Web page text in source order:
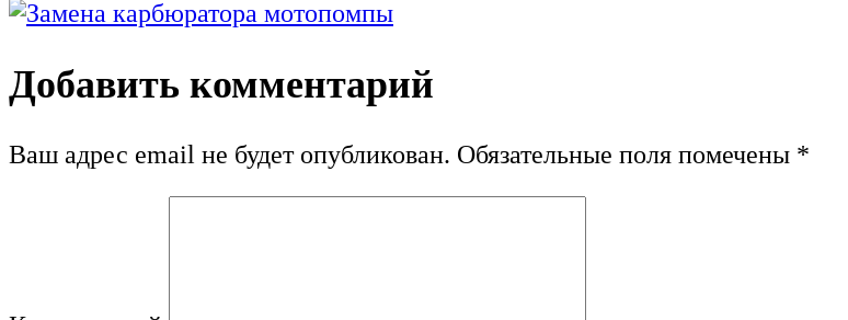
Добавить комментарий
Ваш адрес email не будет опубликован. Обязательные поля помечены *